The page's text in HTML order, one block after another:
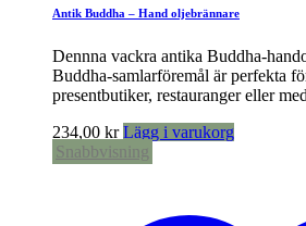
Antik Buddha – Hand oljebrännare
Dennna vackra antika Buddha-
Buddha-samlarföremål är perfekta
presentbutiker, restauranger eller
234,00 kr Lägg i varukorg
Snabbvisning